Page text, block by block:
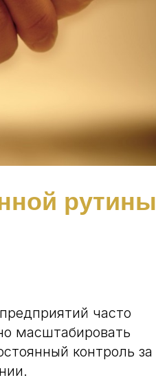
рутины
часто
масштабировать
контроль за